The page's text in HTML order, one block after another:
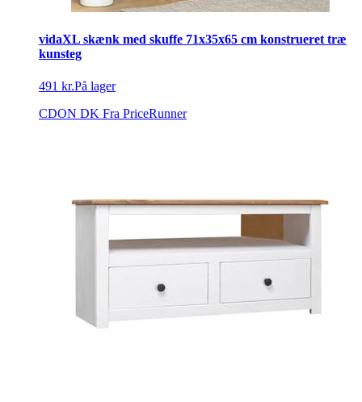
vidaXL skænk med skuffe 71x35x65 cm konstrueret træ
kunsteg
491 kr.På lager
CDON DK Fra PriceRunner